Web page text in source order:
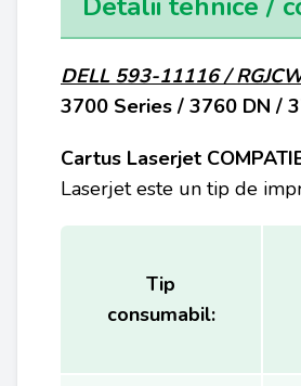
DELL 593-11116 /
3700 Series / 3760 DN /
Cartus Laserjet
Laserjet este un tip de
Tip
consumabil: